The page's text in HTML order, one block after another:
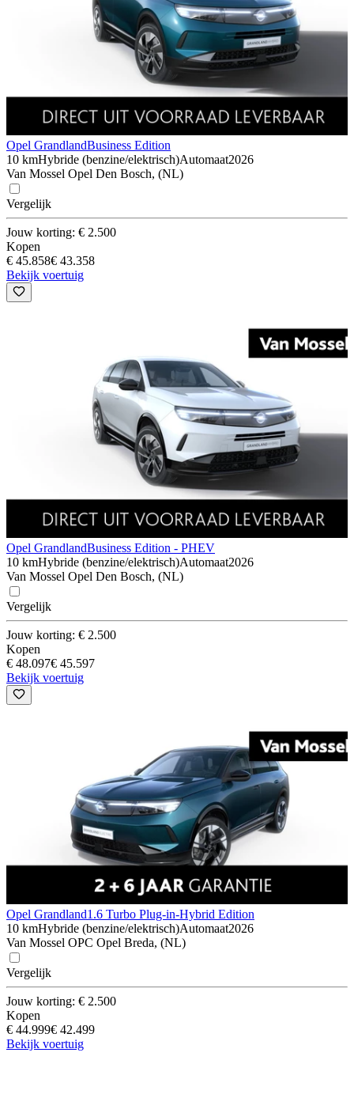
Opel GrandlandBusiness Edition
10 kmHybride (benzine/elektrisch)Automaat2026
Van Mossel Opel Den Bosch, (NL)
Vergelijk
Jouw korting: € 2.500
Kopen
€ 45.858€ 43.358
Bekijk voertuig
Opel GrandlandBusiness Edition - PHEV
10 kmHybride (benzine/elektrisch)Automaat2026
Van Mossel Opel Den Bosch, (NL)
Vergelijk
Jouw korting: € 2.500
Kopen
€ 48.097€ 45.597
Bekijk voertuig
Opel Grandland1.6 Turbo Plug-in-Hybrid Edition
10 kmHybride (benzine/elektrisch)Automaat2026
Van Mossel OPC Opel Breda, (NL)
Vergelijk
Jouw korting: € 2.500
Kopen
€ 44.999€ 42.499
Bekijk voertuig